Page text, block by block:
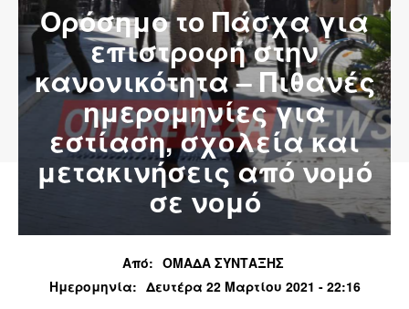
Ορόσημο το Πάσχα για
επιστροφή στην
κανονικότητα – Πιθανές
ημερομηνίες για
εστίαση, σχολεία και
μετακινήσεις από νομό
σε νομό
Από: ΟΜΑΔΑ ΣΥΝΤΑΞΗΣ
Ημερομηνία: Δευτέρα 22 Μαρτίου 2021 - 22:16